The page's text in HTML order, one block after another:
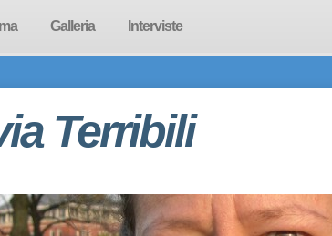
Galleria Interviste
Terribili